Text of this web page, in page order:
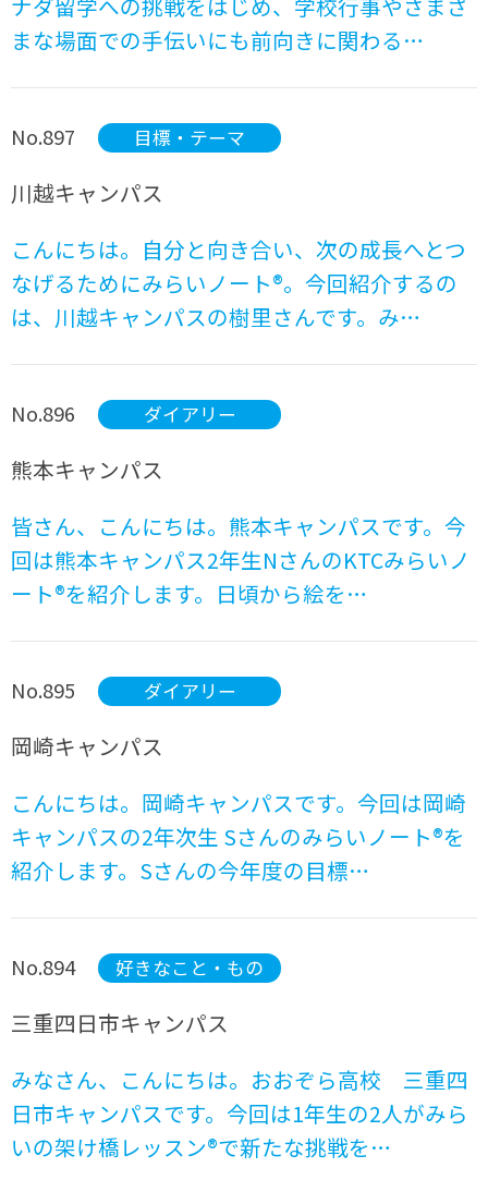
まな場面での手伝いにも前向きに関わる…
No.897 目標・テーマ
川越キャンパス
こんにちは。自分と向き合い、次の成長へとつ
なげるためにみらいノート®。今回紹介するの
は、川越キャンパスの樹里さんです。み…
No.896 ダイアリー
熊本キャンパス
皆さん、こんにちは。熊本キャンパスです。今
回は熊本キャンパス2年生NさんのKTCみらいノ
ート®を紹介します。日頃から絵を…
No.895 ダイアリー
岡崎キャンパス
こんにちは。岡崎キャンパスです。今回は岡崎
キャンパスの2年次生 Sさんのみらいノート®を
紹介します。Sさんの今年度の目標…
No.894 好きなこと・もの
三重四日市キャンパス
みなさん、こんにちは。おおぞら高校 三重四
日市キャンパスです。今回は1年生の2人がみら
いの架け橋レッスン®で新たな挑戦を…